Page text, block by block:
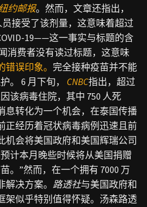
约邮报。然而，文章还指出，
员接受了该剂量，这意味着超过
19——这一事实与标题的含
消费者没有读过标题，这意味
错误印象。 完全接种疫苗并不能
。 6 月下旬， CNBC指出，超过
该病毒住院，其中 750 人死
息转化为一个机会，在泰国传播
正经历着冠状病毒病例迅速且前
机会将美国政府和美国辉瑞公司
计本月晚些时候将从美国捐赠
。”然而，在一个拥有 7000 万
决方案。 路透社与美国政府和
架似乎特别值得怀疑。汤森路透